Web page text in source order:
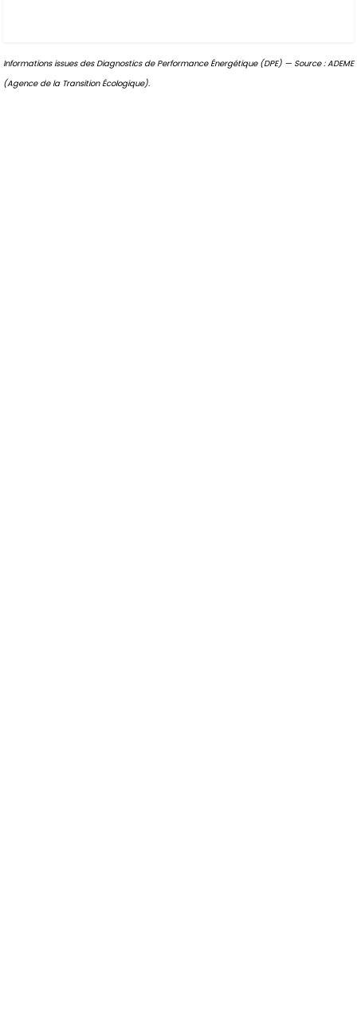
Informations issues des Diagnostics de Performance Énergétique (DPE) — Source : ADEME
(Agence de la Transition Écologique).